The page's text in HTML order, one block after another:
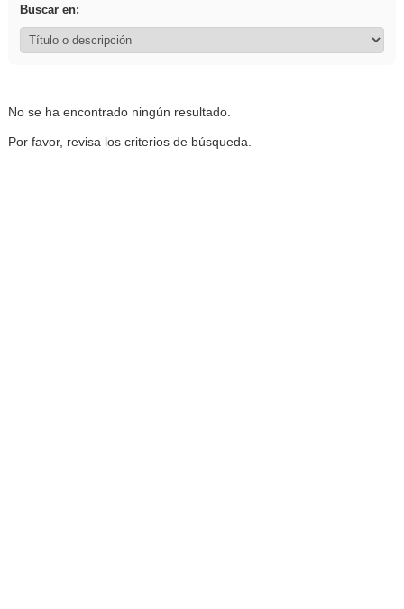
Buscar en:
No se ha encontrado ningún resultado.
Por favor, revisa los criterios de búsqueda.